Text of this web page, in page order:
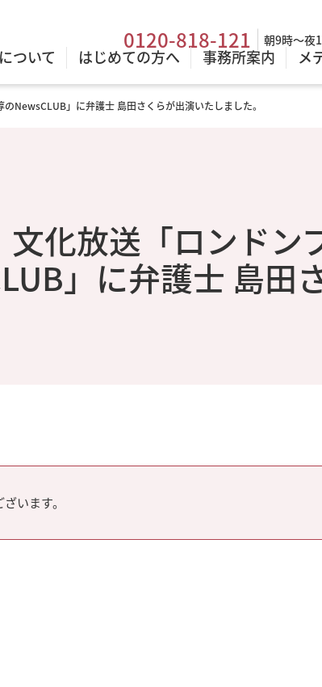
0120-818-121 朝9時～夜
ついて はじめての方へ 事務所案内 メ
」に弁護士 島田さくらが出演いたしました。
放送「ロンドン
」に弁護士 島田
います。